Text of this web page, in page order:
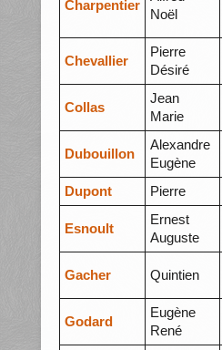
Charpentier
Noël
Chevallier
Pierre
Désiré
Collas
Jean
Marie
Dubouillon
Alexandre
Eugène
Dupont
Pierre
Esnoult
Ernest
Auguste
Gacher Quintien
Godard
Eugène
René